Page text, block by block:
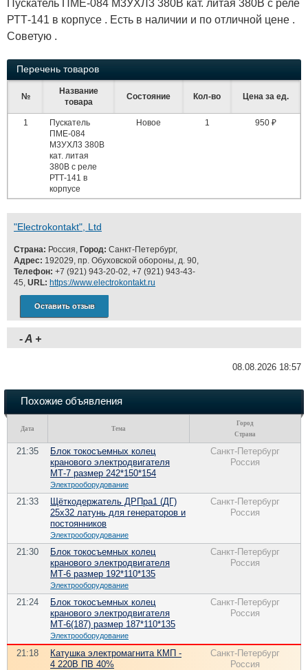
Пускатель ПМЕ-084 М3УХЛ3 380В кат. литая 380В с реле
РТТ-141 в корпусе . Есть в наличии и по отличной цене .
Советую .
Перечень товаров
№
Название
товара
Состояние Кол-во Цена за ед.
1
Пускатель
ПМЕ-084
М3УХЛ3 380В
кат. литая
380В с реле
РТТ-141 в
корпусе
Новое 1 950 ₽
"Electrokontakt", Ltd
Страна: Россия, Город: Санкт-Петербург,
Адрес: 192029, пр. Обуховской обороны, д. 90,
Телефон: +7 (921) 943-20-02, +7 (921) 943-43-
45, URL: https://www.electrokontakt.ru
Оставить отзыв
-A +
08.08.2026 18:57
Похожие объявления
Дата Тема
Город
Страна
21:35
Блок токосъемных колец
кранового электродвигателя
МТ-7 размер 242*150*154
Электрооборудование
Санкт-Петербург
Россия
21:33
Щёткодержатель ДРПра1 (ДГ)
25х32 латунь для генераторов и
постоянников
Электрооборудование
Санкт-Петербург
Россия
21:30
Блок токосъемных колец
кранового электродвигателя
МТ-6 размер 192*110*135
Электрооборудование
Санкт-Петербург
Россия
21:24
Блок токосъемных колец
кранового электродвигателя
МТ-6(187) размер 187*110*135
Электрооборудование
Санкт-Петербург
Россия
21:18
Катушка электромагнита КМП -
4 220В ПВ 40%
Санкт-Петербург
Россия